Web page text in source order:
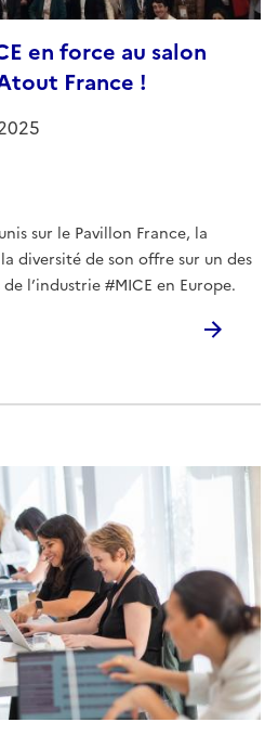
en force au salon
France !
sur le Pavillon France, la
diversité de son offre sur un des
l’industrie #MICE en Europe.